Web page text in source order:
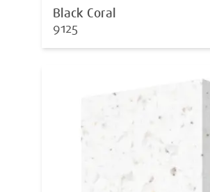
Black Coral
9125